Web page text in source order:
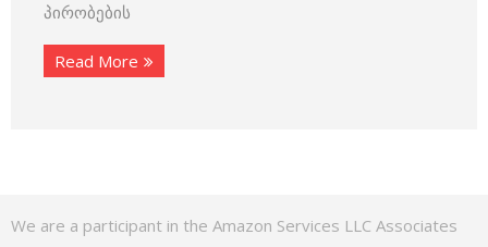
პირობების
Read More
We are a participant in the Amazon Services LLC Associates